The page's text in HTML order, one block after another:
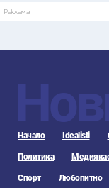
Реклама
Начало Idealisti
Политика
Спорт Любопитно